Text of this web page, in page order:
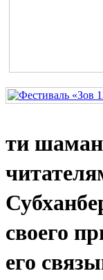
ти
своего
его